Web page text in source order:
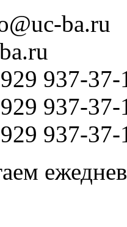
ba.ru
937-37-
937-37-
937-37-